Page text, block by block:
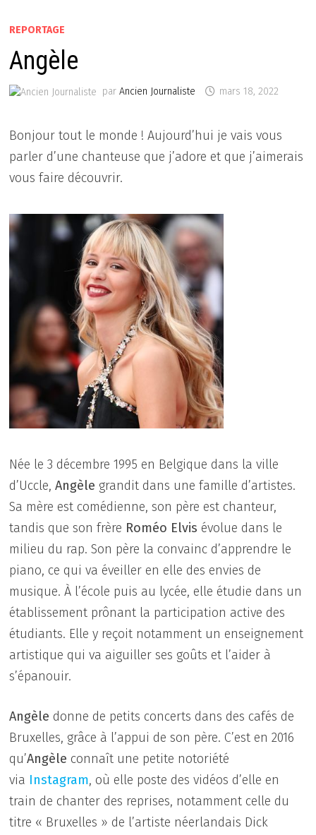
REPORTAGE
Angèle
parAncien Journaliste mars 18, 2022
Bonjour tout le monde ! Aujourd’hui je vais vous
parler d’une chanteuse que j’adore et que j’aimerais
vous faire découvrir.
Née le 3 décembre 1995 en Belgique dans la ville
d’Uccle,Angèle grandit dans une famille d’artistes.
Sa mère est comédienne, son père est chanteur,
tandis que son frère Roméo Elvis évolue dans le
milieu du rap. Son père la convainc d’apprendre le
piano, ce qui va éveiller en elle des envies de
musique. À l’école puis au lycée, elle étudie dans un
établissement prônant la participation active des
étudiants. Elle y reçoit notamment un enseignement
artistique qui va aiguiller ses goûts et l’aider à
s’épanouir.
Angèle donne de petits concerts dans des cafés de
Bruxelles, grâce à l’appui de son père. C’est en 2016
qu’Angèle connaît une petite notoriété
via Instagram, où elle poste des vidéos d’elle en
train de chanter des reprises, notamment celle du
titre « Bruxelles » de l’artiste néerlandais Dick